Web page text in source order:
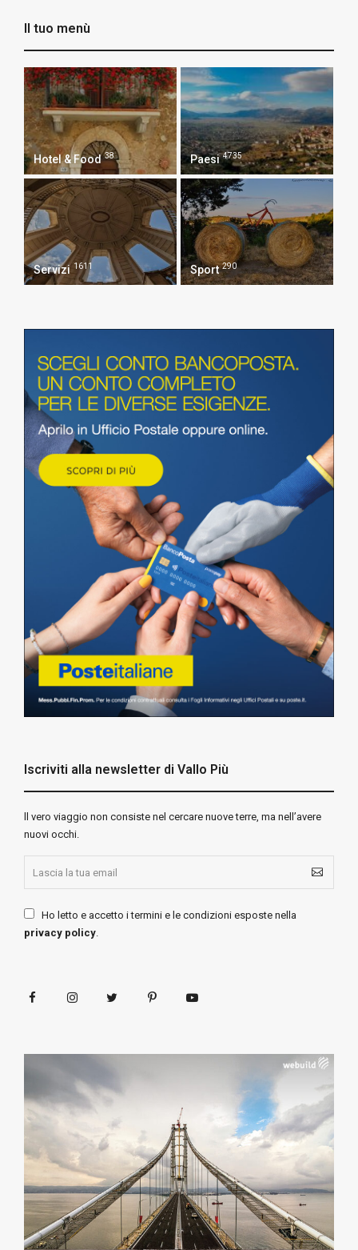
Il tuo menù
Hotel & Food 38 Paesi 4735
Servizi 1611 Sport 290
Iscriviti alla newsletter di Vallo Più
ll vero viaggio non consiste nel cercare nuove terre, ma nell’avere
nuovi occhi.
Ho letto e accetto i termini e le condizioni esposte nella
privacy policy.